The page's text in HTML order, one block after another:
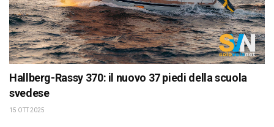
Hallberg-Rassy 370: il nuovo 37 piedi della scuola
svedese
15 OTT 2025